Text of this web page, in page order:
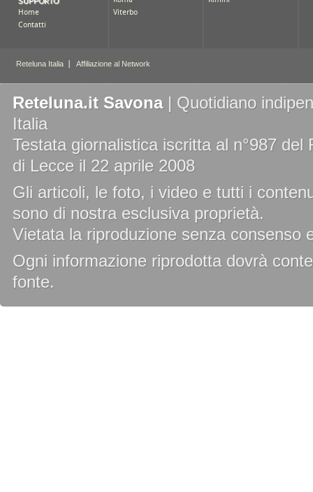
Reteluna.it Savona| Quotidiano
Italia
Testata giornalistica iscritta al n°987
di Lecce il 22 aprile 2008
Gli articoli, le foto, i video e tutti i
sono di nostra esclusiva proprietà.
Vietata la riproduzione senza consenso
Ogni informazione riprodotta dovrà
fonte.